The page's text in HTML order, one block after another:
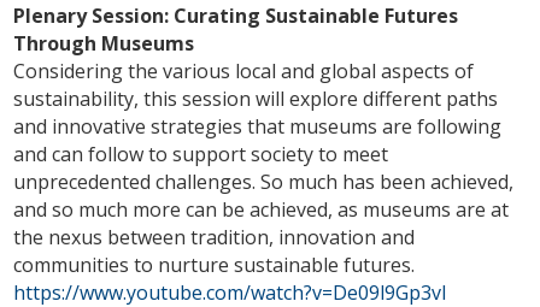
Plenary Session: Curating Sustainable Futures
Through Museums
Considering the various local and global aspects of
sustainability, this session will explore different paths
and innovative strategies that museums are following
and can follow to support society to meet
unprecedented challenges. So much has been achieved,
and so much more can be achieved, as museums are at
the nexus between tradition, innovation and
communities to nurture sustainable futures.
https://www.youtube.com/watch?v=De09l9Gp3vI